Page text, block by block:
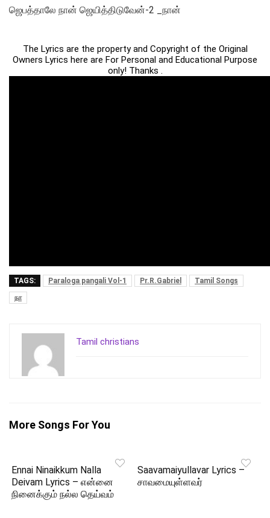
ஜெபத்தாலே நான் ஜெயித்திடுவேன்-2 _நான்
The Lyrics are the property and Copyright of the Original
Owners Lyrics here are For Personal and Educational Purpose
only! Thanks .
TAGS: Paraloga pangali Vol-1 Pr.R.Gabriel
Tamil Songs
நா
Tamil christians
More Songs For You
Ennai Ninaikkum Nalla
Deivam Lyrics – என்னை
நினைக்கும் நல்ல தெய்வம்
Saavamaiyullavar Lyrics –
சாவமையுள்ளவர்